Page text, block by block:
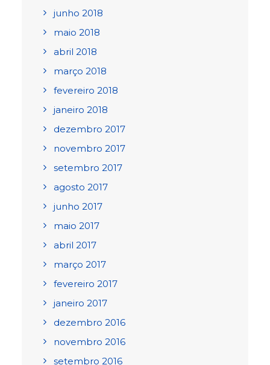
junho 2018
maio 2018
abril 2018
março 2018
fevereiro 2018
janeiro 2018
dezembro 2017
novembro 2017
setembro 2017
agosto 2017
junho 2017
maio 2017
abril 2017
março 2017
fevereiro 2017
janeiro 2017
dezembro 2016
novembro 2016
setembro 2016